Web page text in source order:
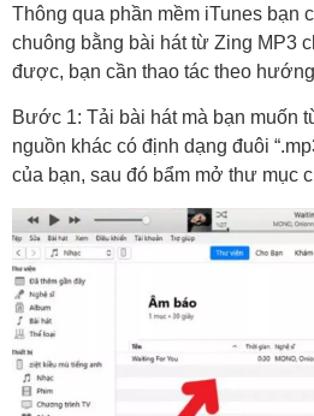
Thông qua phần mềm iTunes bạn
chuông bằng bài hát từ Zing MP3
được, bạn cần thao tác theo
Bước 1: Tải bài hát mà bạn muốn
nguồn khác có định dạng đuôi
của bạn, sau đó bẩm mở thư mục